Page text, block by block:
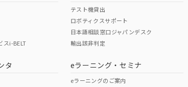
スi-BELT
タ
テスト機貸出
ロボティクスサポート
日本語相談窓口ジャパンデスク
輸出該非判定
eラーニング・セミナ
eラーニングのご案内